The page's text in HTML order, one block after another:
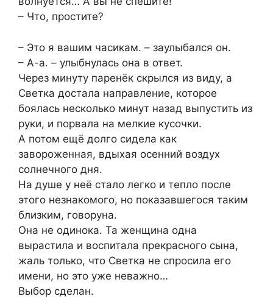
– Что, простите?
– Это я вашим часикам. – заулыбался он.
– А-а. – улыбнулась она в ответ.
Через минуту паренёк скрылся из виду, а
Светка достала направление, которое
боялась несколько минут назад выпустить из
руки, и порвала на мелкие кусочки.
А потом ещё долго сидела как
завороженная, вдыхая осенний воздух
солнечного дня.
На душе у неё стало легко и тепло после
этого незнакомого, но показавшегося таким
близким, говоруна.
Она не одинока. Та женщина одна
вырастила и воспитала прекрасного сына,
жаль только, что Светка не спросила его
имени, но это уже неважно…
Выбор сделан.